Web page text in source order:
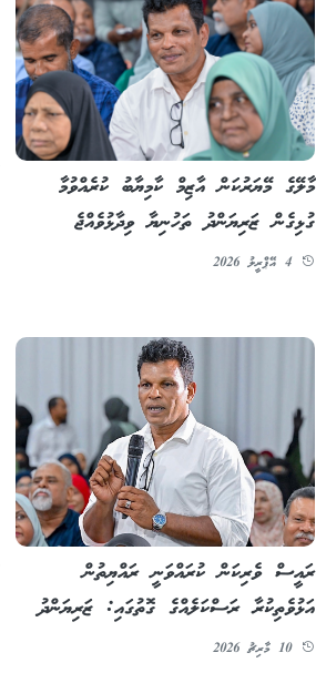
މާލޭގެ މޭޔަރުކަން އާޒިމް ކާމިޔާބު ކުރެއްވުމާ
ގުޅިގެން ޒަރިޔަންދު ތަހުނިޔާ ވިދާޅުވެއްޖެ
4 އޭޕްރީލު 2026
ރައީސް ވެރިކަން ކުރައްވަނީ ރައްޔިތުން
އަޅުވެތިކުރާ ރަސްކަލެއްގެ ގޮތުގައި: ޒަރިޔަންދު
10 މާރިޗު 2026